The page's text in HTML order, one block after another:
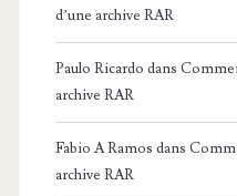
d’une archive RAR
Paulo Ricardo dans
archive RAR
Fabio A Ramos dans
archive RAR